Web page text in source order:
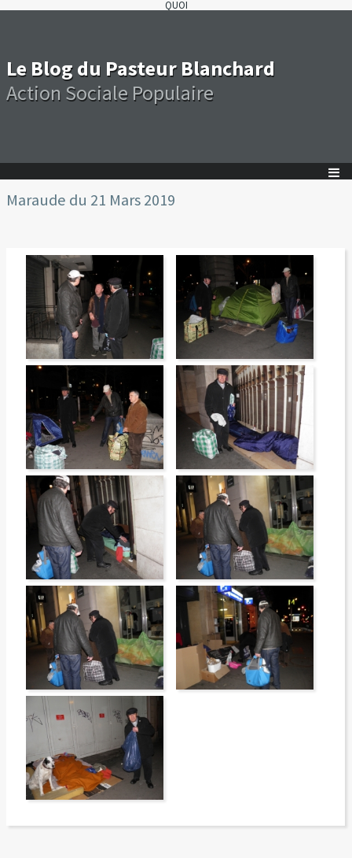
QUOI
Le Blog du Pasteur Blanchard
Action Sociale Populaire
Maraude du 21 Mars 2019